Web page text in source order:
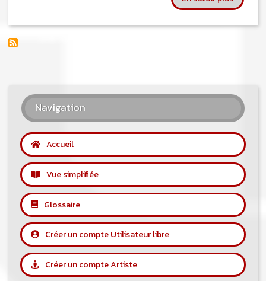
Navigation
Accueil
Vue simplifiée
Glossaire
Créer un compte Utilisateur libre
Créer un compte Artiste